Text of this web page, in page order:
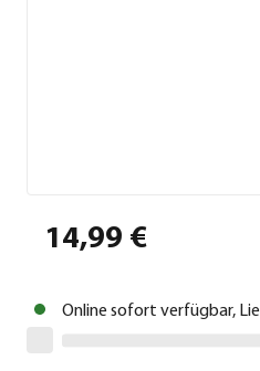
14,99 €
Online sofort verfügbar,